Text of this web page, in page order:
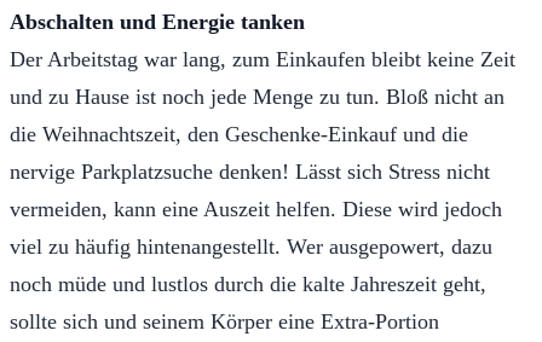
Abschalten und Energie tanken
Der Arbeitstag war lang, zum Einkaufen bleibt keine Zeit
und zu Hause ist noch jede Menge zu tun. Bloß nicht an
die Weihnachtszeit, den Geschenke-Einkauf und die
nervige Parkplatzsuche denken! Lässt sich Stress nicht
vermeiden, kann eine Auszeit helfen. Diese wird jedoch
viel zu häufig hintenangestellt. Wer ausgepowert, dazu
noch müde und lustlos durch die kalte Jahreszeit geht,
sollte sich und seinem Körper eine Extra-Portion